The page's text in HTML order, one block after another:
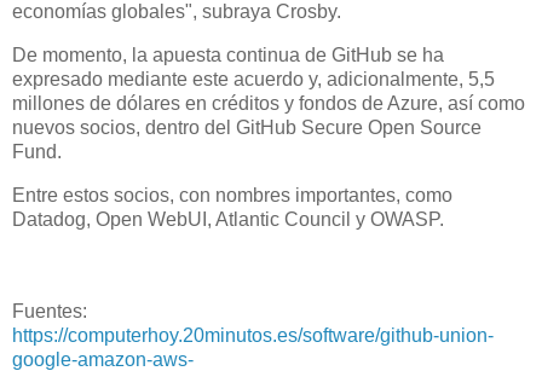
economías globales", subraya Crosby.
De momento, la apuesta continua de GitHub se ha
expresado mediante este acuerdo y, adicionalmente, 5,5
millones de dólares en créditos y fondos de Azure, así como
nuevos socios, dentro del GitHub Secure Open Source
Fund.
Entre estos socios, con nombres importantes, como
Datadog, Open WebUI, Atlantic Council y OWASP.
Fuentes:
https://computerhoy.20minutos.es/software/github-union-
google-amazon-aws-